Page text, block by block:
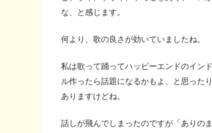
な、と感じます。
何より、歌の良さが効いていましたね。
私は歌って踊ってハッピーエンドのイン
ル作ったら話題になるかもよ、と思った
ありますけどね。
話しが飛んでしまったのですが「あり